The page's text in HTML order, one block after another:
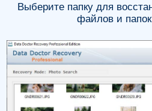
Выберите папку для
файлов и